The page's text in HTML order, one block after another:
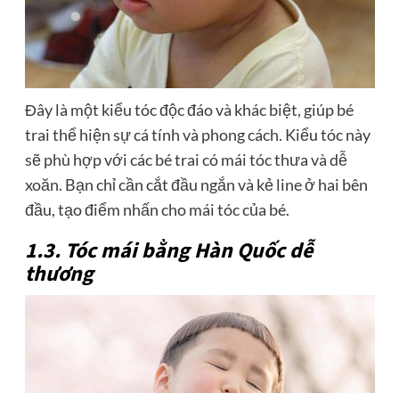
Đây là một kiểu tóc độc đáo và khác biệt, giúp bé
trai thể hiện sự cá tính và phong cách. Kiểu tóc này
sẽ phù hợp với các bé trai có mái tóc thưa và dễ
xoăn. Bạn chỉ cần cắt đầu ngắn và kẻ line ở hai bên
đầu, tạo điểm nhấn cho mái tóc của bé.
1.3. Tóc mái bằng Hàn Quốc dễ
thương